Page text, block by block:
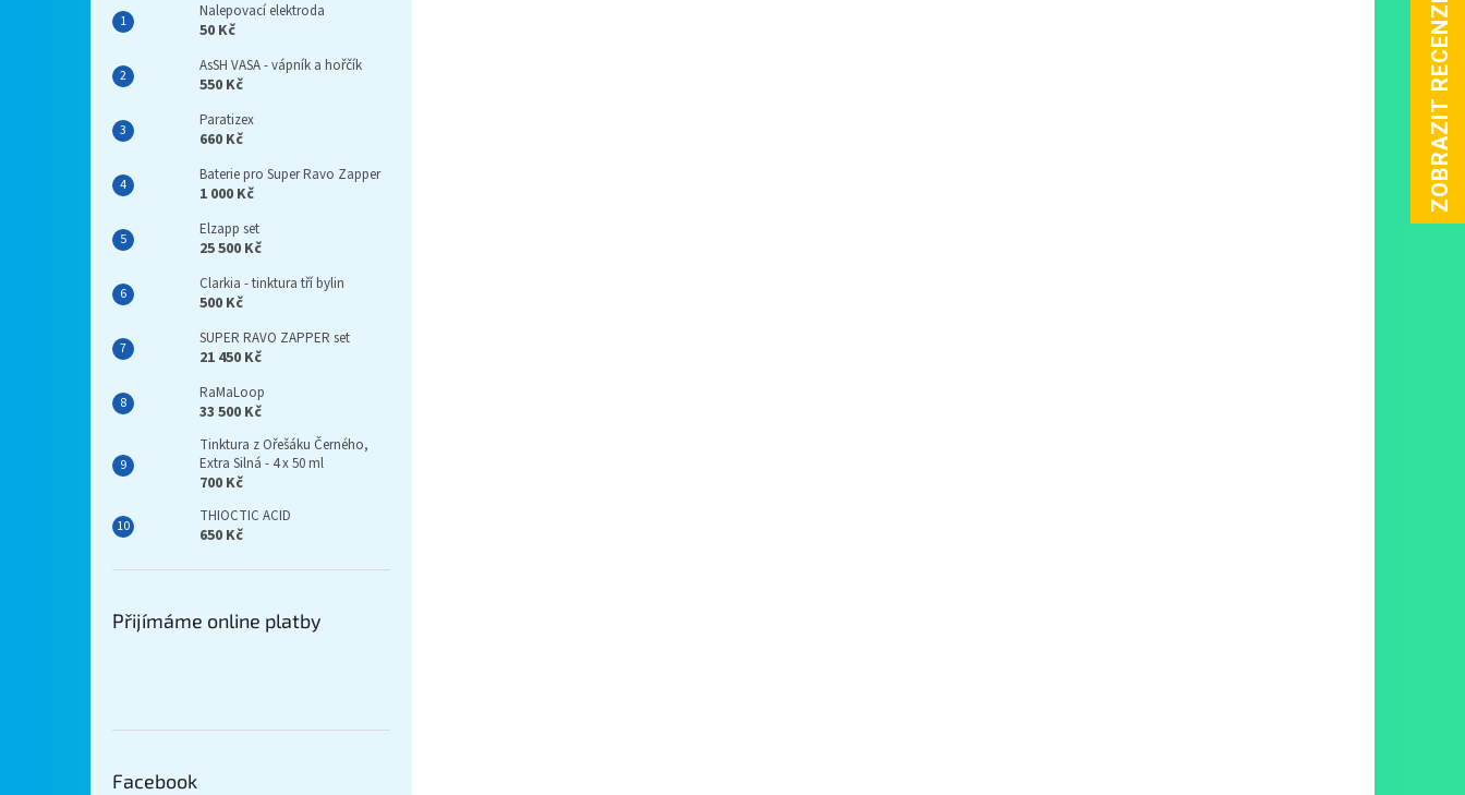
Nalepovací elektroda
50 Kč
AsSH VASA - vápník a hořčík
550 Kč
Paratizex
660 Kč
Baterie pro Super Ravo Zapper
1 000 Kč
Elzapp set
25 500 Kč
Clarkia - tinktura tří bylin
500 Kč
SUPER RAVO ZAPPER set
21 450 Kč
RaMaLoop
33 500 Kč
Tinktura z Ořešáku Černého,
Extra Silná - 4 x 50 ml
700 Kč
THIOCTIC ACID
650 Kč
Přijímáme online platby
Facebook